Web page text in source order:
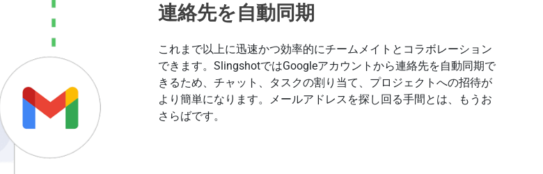
連絡先を自動同期
これまで以上に迅速かつ効率的にチームメイトとコラボレーション
できます。SlingshotではGoogleアカウントから連絡先を自動同期で
きるため、チャット、タスクの割り当て、プロジェクトへの招待が
より簡単になります。メールアドレスを探し回る手間とは、もうお
さらばです。